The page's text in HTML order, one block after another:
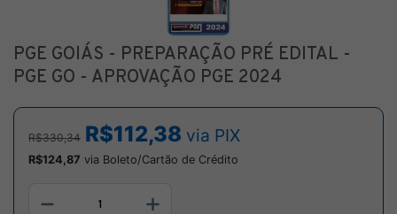
PGE GOIÁS - PREPARAÇÃO PRÉ EDITAL -
PGE GO - APROVAÇÃO PGE 2024
R$330,34 R$112,38 via PIX
R$124,87 via Boleto/Cartão de Crédito